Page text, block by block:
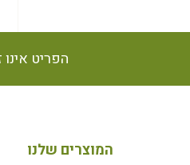
הפריט אינו
המוצרים שלנו